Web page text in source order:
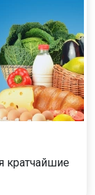
кратчайшие